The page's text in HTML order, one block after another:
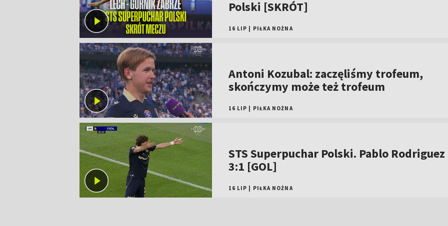
Polski [SKRÓT]
16 LIP PIŁKA NOŻNA
Antoni Kozubal: zaczęliśmy trofeum,
skończymy może też trofeum
16 LIP PIŁKA NOŻNA
STS Superpuchar Polski. Pablo Rodriguez
3:1 [GOL]
16 LIP PIŁKA NOŻNA